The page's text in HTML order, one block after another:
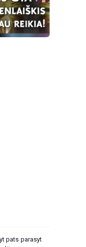
pats parasyt